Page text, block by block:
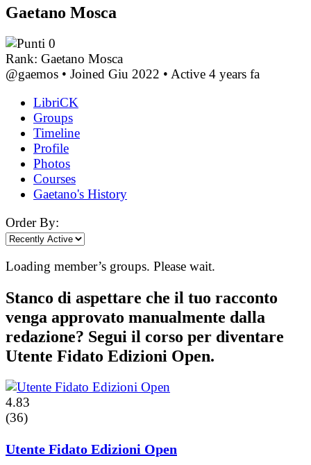
Gaetano Mosca
0
Rank: Gaetano Mosca
@gaemos • Joined Giu 2022 • Active 4 years fa
LibriCK
Groups
Timeline
Profile
Photos
Courses
Gaetano's History
Order By:
Loading member’s groups. Please wait.
Stanco di aspettare che il tuo racconto
venga approvato manualmente dalla
redazione? Segui il corso per diventare
Utente Fidato Edizioni Open.
4.83
(36)
Utente Fidato Edizioni Open